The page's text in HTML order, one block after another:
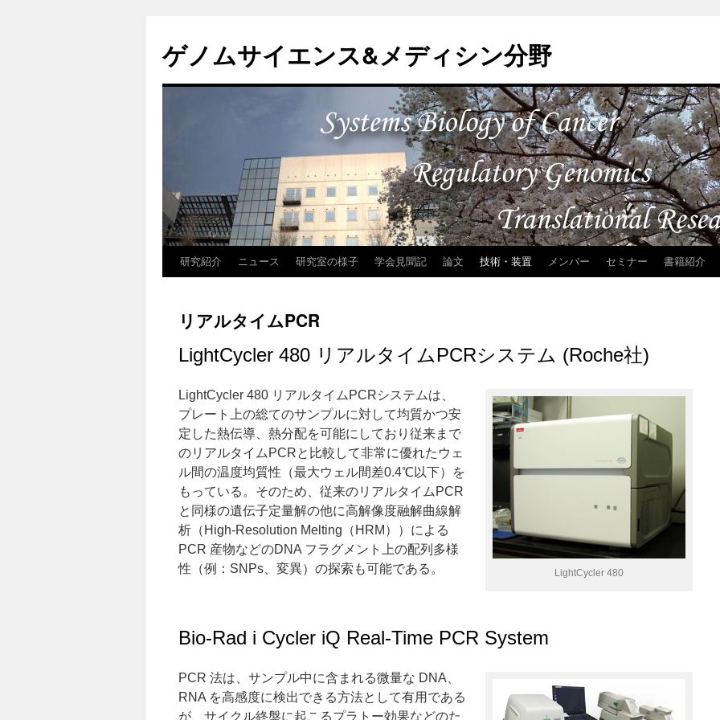
テ
ン
ゲノムサイエンス&メディシン分野
研究紹介 ニュース 研究室の様子 学会見聞記 論文 技術・装置 メンバー セミナー 書籍紹介
リアルタイムPCR
LightCycler 480 リアルタイムPCRシステム (Roche社)
LightCycler 480
LightCycler 480 リアルタイムPCRシステムは、
プレート上の総てのサンプルに対して均質かつ安
定した熱伝導、熱分配を可能にしており従来まで
のリアルタイムPCRと比較して非常に優れたウェ
ル間の温度均質性（最大ウェル間差0.4℃以下）を
もっている。そのため、従来のリアルタイムPCR
と同様の遺伝子定量解の他に高解像度融解曲線解
析（High-Resolution Melting（HRM））による
PCR 産物などのDNA フラグメント上の配列多様
性（例：SNPs、変異）の探索も可能である。
Bio-Rad i Cycler iQ Real-Time PCR System
PCR 法は、サンプル中に含まれる微量な DNA、
RNA を高感度に検出できる方法として有用である
が、サイクル終盤に起こるプラトー効果などのた